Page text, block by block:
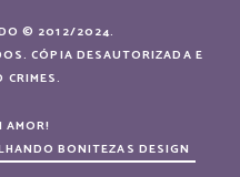
© 2012/2024.
CÓPIA DESAUTORIZADA E
CRIMES.
AMOR!
BONITEZAS DESIGN